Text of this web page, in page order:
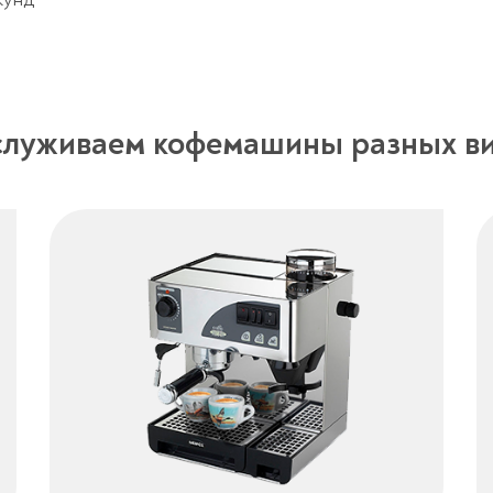
кофемашины разных